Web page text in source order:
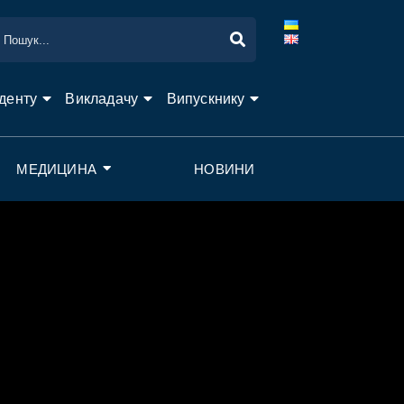
Викладачу Випускнику
МЕДИЦИНА НОВИНИ